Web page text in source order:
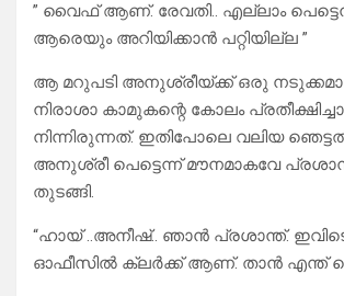
” വൈഫ്‌ ആണ്. രേവതി.. എല്ലാം
ആരെയും അറിയിക്കാൻ പറ്റിയില്ല ”
ആ മറുപടി അനുശ്രീയ്ക്ക് ഒരു
നിരാശാ കാമുകന്റെ കോലം
നിന്നിരുന്നത്. ഇതിപോലെ വലിയ
അനുശ്രീ പെട്ടെന്ന് മൗനമാകവേ
തുടങ്ങി.
“ഹായ് ..അനീഷ്.. ഞാൻ പ്രശാന്ത്.
ഓഫീസിൽ ക്ലർക്ക് ആണ്. താൻ എന്ത്